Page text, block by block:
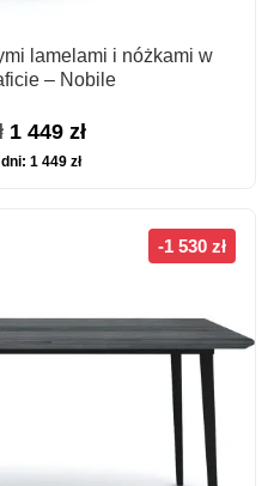
lamelami i nóżkami w
– Nobile
Pierwotna
cena
1 449 złAktualna
1 449 zł
-1 530 zł